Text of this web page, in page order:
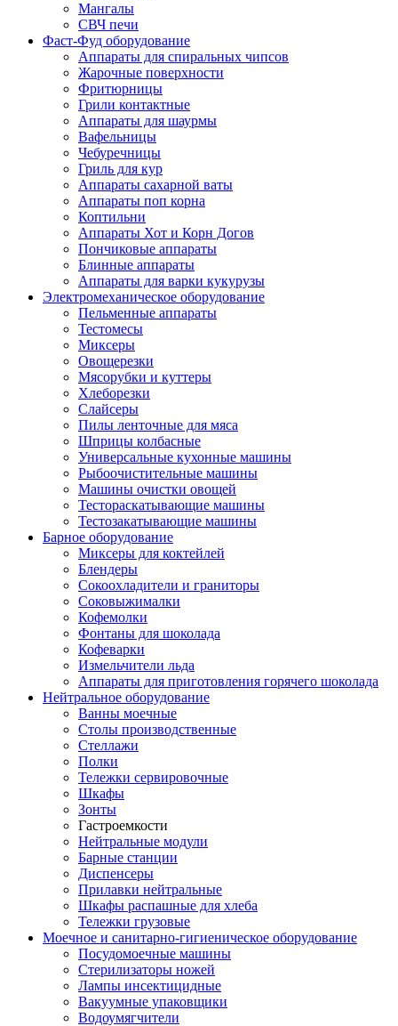
Мангалы
СВЧ печи
Фаст-Фуд оборудование
Аппараты для спиральных чипсов
Жарочные поверхности
Фритюрницы
Грили контактные
Аппараты для шаурмы
Вафельницы
Чебуречницы
Гриль для кур
Аппараты сахарной ваты
Аппараты поп корна
Коптильни
Аппараты Хот и Корн Догов
Пончиковые аппараты
Блинные аппараты
Аппараты для варки кукурузы
Электромеханическое оборудование
Пельменные аппараты
Тестомесы
Миксеры
Овощерезки
Мясорубки и куттеры
Хлеборезки
Слайсеры
Пилы ленточные для мяса
Шприцы колбасные
Универсальные кухонные машины
Рыбоочистительные машины
Машины очистки овощей
Тестораскатывающие машины
Тестозакатывающие машины
Барное оборудование
Миксеры для коктейлей
Блендеры
Сокоохладители и граниторы
Соковыжималки
Кофемолки
Фонтаны для шоколада
Кофеварки
Измельчители льда
Аппараты для приготовления горячего шоколада
Нейтральное оборудование
Ванны моечные
Столы производственные
Стеллажи
Полки
Тележки сервировочные
Шкафы
Зонты
Гастроемкости
Нейтральные модули
Барные станции
Диспенсеры
Прилавки нейтральные
Шкафы распашные для хлеба
Тележки грузовые
Моечное и санитарно-гигиеническое оборудование
Посудомоечные машины
Стерилизаторы ножей
Лампы инсектицидные
Вакуумные упаковщики
Водоумягчители